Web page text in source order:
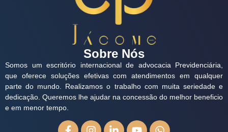
Sobre Nós
Somos um escritório internacional de advocacia Previdenciária,
que oferece soluções efetivas com atendimentos em qualquer
parte do mundo. Realizamos o trabalho com muita seriedade e
dedicação. Queremos lhe ajudar na concessão do melhor beneficio
e em menor tempo.